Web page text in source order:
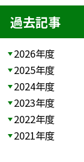
過去記事
2026年度
2025年度
2024年度
2023年度
2022年度
2021年度